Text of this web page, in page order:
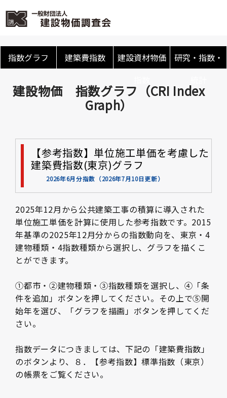
指数グラフ 建築費指数
建設資材物価
研究・指数・
建設物価 指数グラフ（CRI Index
Graph）
【参考指数】単位施工単価を考慮した
建築費指数(東京)グラフ
2026年6月分指数（2026年7月10日更新）
2025年12月から公共建築工事の積算に導入された
単位施工単価を計算に使用した参考指数です。2015
年基準の2025年12月分からの指数動向を、東京・4
建物種類・4指数種類から選択し、グラフを描くこ
とができます。
➀都市・➁建物種類・③指数種類を選択し、④「条
件を追加」ボタンを押してください。その上で⑤開
始年を選び、「グラフを描画」ボタンを押してくだ
さい。
指数データにつきましては、下記の「建築費指数」
のボタンより、８．【参考指数】標準指数（東京）
の帳票をご覧ください。